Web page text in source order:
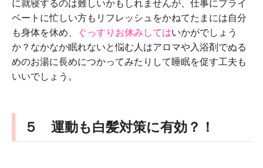
に就寝するのは難しいかもしれませんが、仕事にプライ
ベートに忙しい方もリフレッシュをかねてたまには自分
も身体を休め、
ぐっすりお休みしてはいかがでしょう
か？なかなか眠れないと悩む人はアロマや入浴剤でぬる
めのお湯に長めにつかってみたりして睡眠を促す工夫も
いいでしょう。
５ 運動も白髪対策に有効？！